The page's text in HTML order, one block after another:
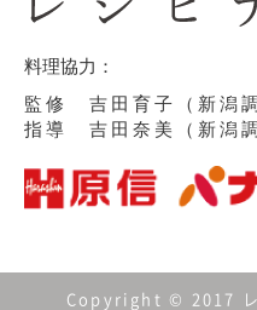
料理協力：
監修 吉田育子（新潟
指導 吉田奈美（新潟
Copyright © 2017